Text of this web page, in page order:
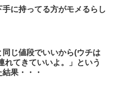
に持ってる方がモメるらし
じ値段でいいから(ウチは
れてきていいよ。」という
果・・・